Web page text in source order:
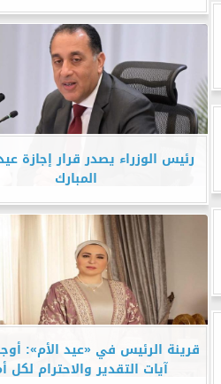
رئيس الوزراء يصدر قرار إجازة
المبارك
قرينة الرئيس في «عيد الأم»:
آيات التقدير والاحترام لكل